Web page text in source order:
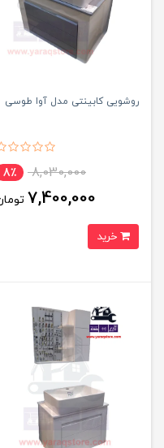
روشویی کابینتی مدل آوا طوسی
8,030,000 8٪
7,400,000